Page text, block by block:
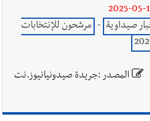
2025-05-
صيداوية - مرشحون للإنتخابات
المصدر :جريدة صيدونيانيوز.نت